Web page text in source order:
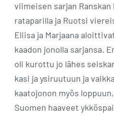
viimeisen sarjan Ranskan
rataparilla ja Ruotsi
Eliisa ja Marjaana
kaadon jonolla sarjansa.
oli kurottu jo lähes
kasi ja ysiruutuun ja
kaatojonon myös
Suomen haaveet